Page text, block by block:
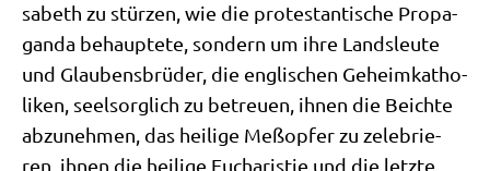
sa­beth zu stür­zen, wie die pro­te­stan­ti­sche Pro­pa­
gan­da behaup­te­te, son­dern um ihre Lands­leu­te
und Glau­bens­brü­der, die eng­li­schen Geheim­ka­tho­
li­ken, seel­sorg­lich zu betreu­en, ihnen die Beich­te
abzu­neh­men, das hei­li­ge Meß­op­fer zu zele­brie­
ren, ihnen die hei­li­ge Eucha­ri­stie und die letz­te